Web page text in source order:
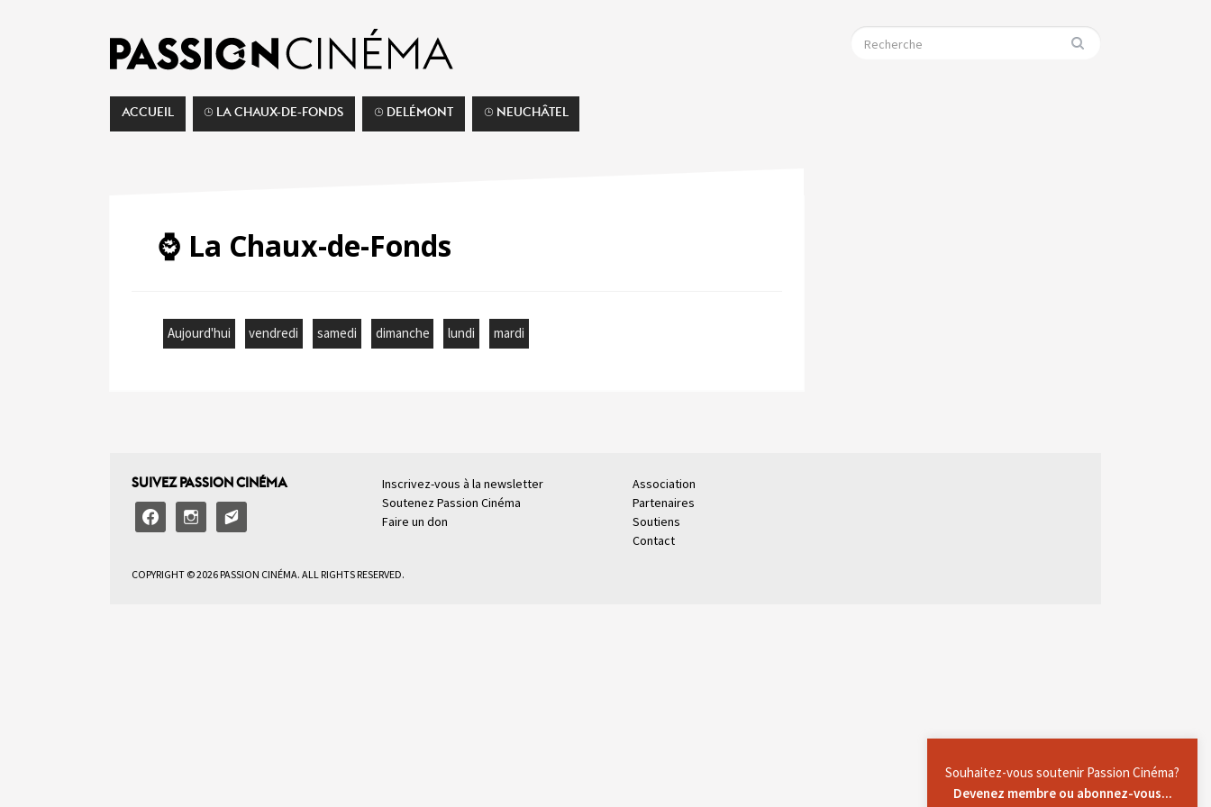
ACCUEIL ⌚︎ LA CHAUX-DE-FONDS ⌚︎ DELÉMONT ⌚︎ NEUCHÂTEL
⌚️ La Chaux-de-Fonds
Aujourd'hui vendredi samedi dimanche lundi mardi
SUIVEZ PASSION CINÉMA
facebookinstagramemail-
alt2
Inscrivez-vous à la newsletter
Soutenez Passion Cinéma
Faire un don
Association
Partenaires
Soutiens
Contact
COPYRIGHT © 2026 PASSION CINÉMA. ALL RIGHTS RESERVED.
Souhaitez-vous soutenir Passion Cinéma?
Devenez membre ou abonnez-vous...